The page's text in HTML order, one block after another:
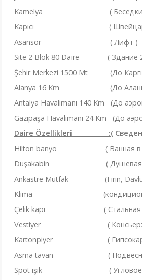
Kamelya ( Беседки
Kapıcı (
Asansör (
Site 2 Blok 80 Daire ( Здание 2
Şehir Merkezi 1500 Mt (До
Alanya 16 Km (До Аланья
Antalya Havalimanı 140 Km (До
Gazipaşa Havalimanı 24 Km (До
Daire Özellikleri :(
Hilton banyo ( Ванная в
Duşakabin ( Душевая
Ankastre Mutfak (Fırın,
Klima
Çelik kapı ( Стальная
Vestiyer (
Kartonpiyer (
Asma tavan ( Подвесной
Spot ışık ( Угловое